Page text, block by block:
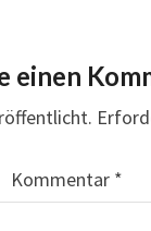
einen
Kommentar *